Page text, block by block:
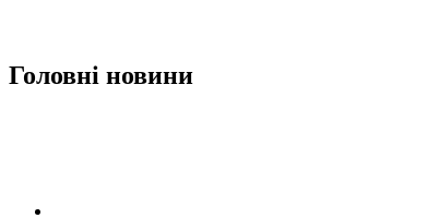
Головні новини